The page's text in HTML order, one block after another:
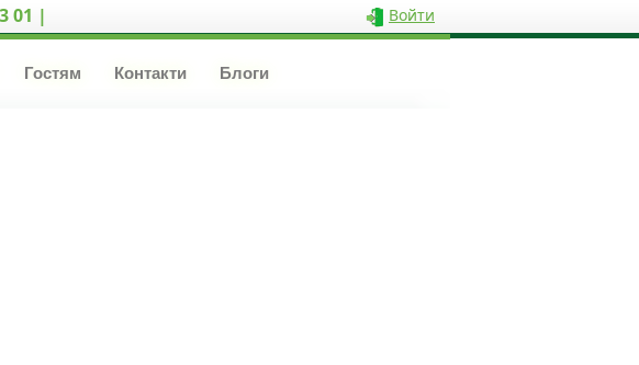
01 |
Войти
Гостям Контакти Блоги